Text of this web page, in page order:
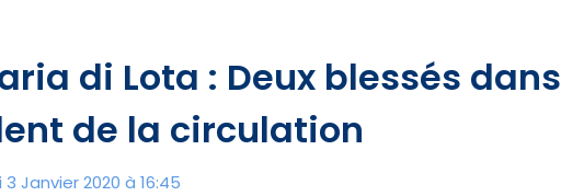
di Lota : Deux blessés dans
de la circulation
Janvier 2020 à 16:45